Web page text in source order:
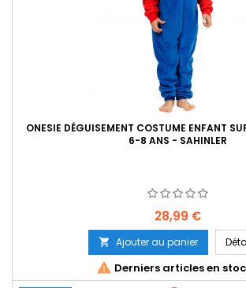
ONESIE DÉGUISEMENT COSTUME ENFANT
6-8 ANS - SAHINLER
Prix
28,99 €
 Ajouter au panier
 Derniers articles en